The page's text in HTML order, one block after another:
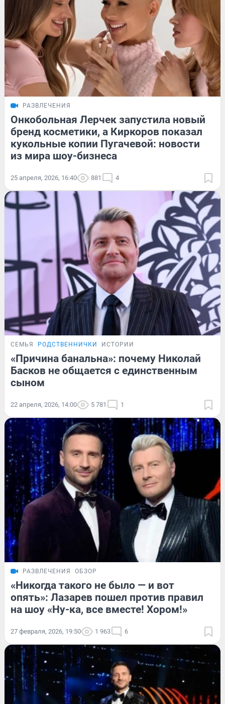
РАЗВЛЕЧЕНИЯ
Онкобольная Лерчек запустила новый
бренд косметики, а Киркоров показал
кукольные копии Пугачевой: новости
из мира шоу-бизнеса
25 апреля, 2026, 16:40 881 4
СЕМЬЯ РОДСТВЕННИЧКИ ИСТОРИИ
«Причина банальна»: почему Николай
Басков не общается с единственным
сыном
22 апреля, 2026, 14:00 5 781 1
РАЗВЛЕЧЕНИЯ ОБЗОР
«Никогда такого не было — и вот
опять»: Лазарев пошел против правил
на шоу «Ну-ка, все вместе! Хором!»
27 февраля, 2026, 19:50 1 963 6